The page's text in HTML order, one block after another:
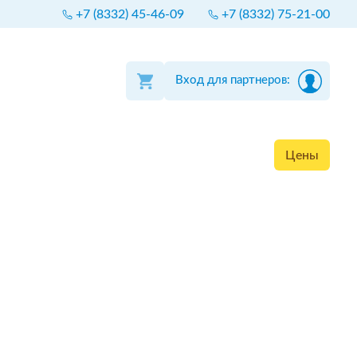
+7 (8332) 45-46-09 +7 (8332) 75-21-00
Вход для партнеров:
Цены